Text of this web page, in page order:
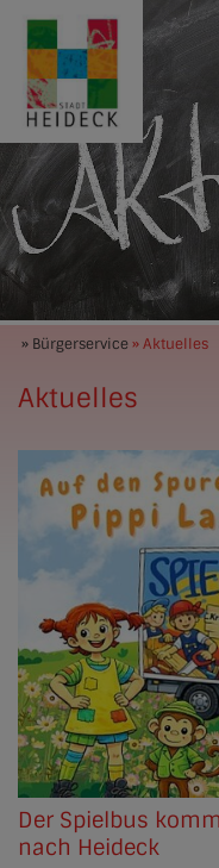
» Bürgerservice» Aktuelles
Aktuelles
Der Spielbus
nach Heideck